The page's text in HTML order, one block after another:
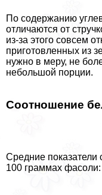
По содержанию
отличаются от
из-за этого совсем
приготовленных из
нужно в меру, не
небольшой порции.
Соотношение
Средние
100 граммах фасоли: